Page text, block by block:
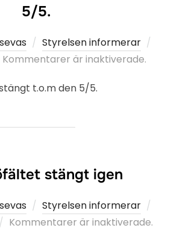
5/5.
Styrelsen informerar
Kommentarer är inaktiverade.
t.o.m den 5/5.
stängt igen
Styrelsen informerar
Kommentarer är inaktiverade.